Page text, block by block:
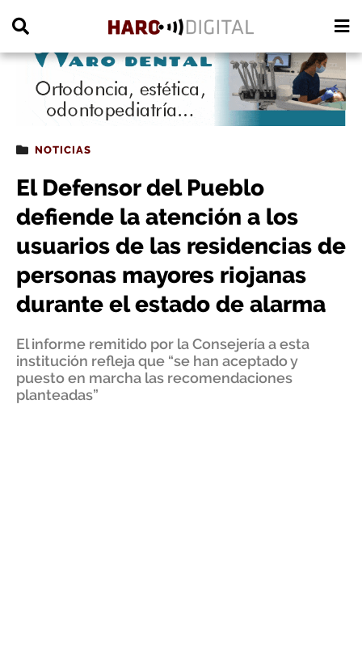
NOTICIAS
El Defensor del Pueblo
defiende la atención a los
usuarios de las residencias de
personas mayores riojanas
durante el estado de alarma
El informe remitido por la Consejería a esta
institución refleja que “se han aceptado y
puesto en marcha las recomendaciones
planteadas”